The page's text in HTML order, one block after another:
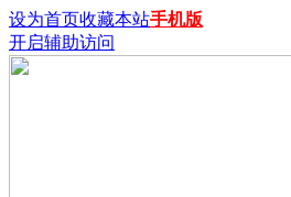
设为首页收藏本站手机版
开启辅助访问